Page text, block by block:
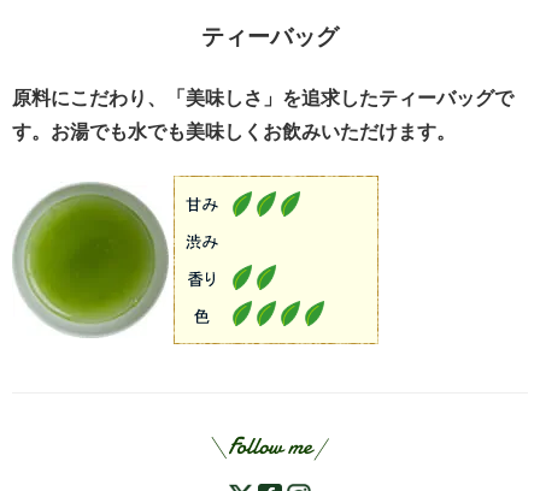
ティーバッグ
原料にこだわり、「美味しさ」を追求したティーバッグで
す。お湯でも水でも美味しくお飲みいただけます。